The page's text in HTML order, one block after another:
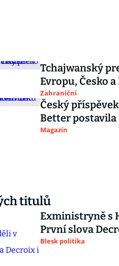
Tchajwanský
Evropu, Česko
Zahraniční
Český
Better
Magazín
titulů
Exministryně s
První slova
Blesk politika